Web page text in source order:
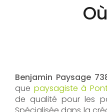
Benjamin Paysage
que paysagiste à
de qualité pour les